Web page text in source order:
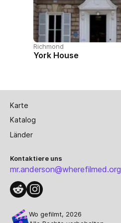
Richmond
York House
Karte
Katalog
Länder
Kontaktiere uns
mr.anderson@wherefilmed.org
Wo gefilmt, 2026